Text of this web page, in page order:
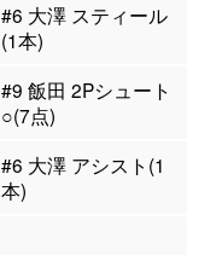
#6 大澤 スティール
(1本)
#9 飯田 2Pシュート
○(7点)
#6 大澤 アシスト(1
本)